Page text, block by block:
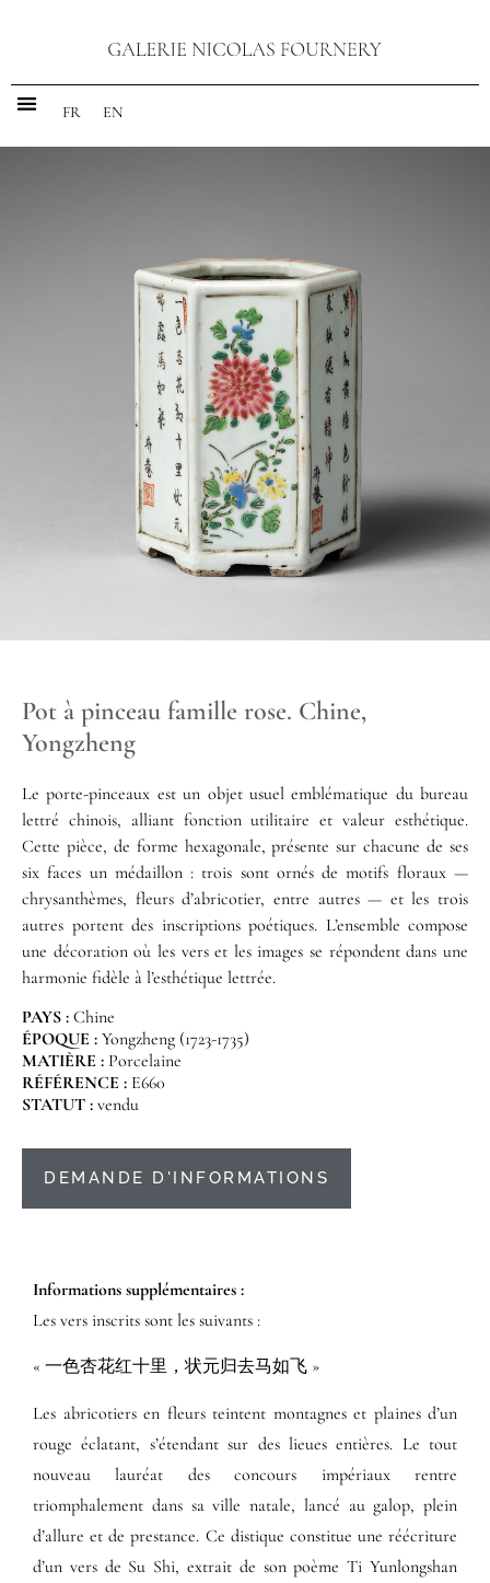
FR EN
Pot à pinceau famille rose. Chine,
Yongzheng
Le porte-pinceaux est un objet usuel emblématique du bureau
lettré chinois, alliant fonction utilitaire et valeur esthétique.
Cette pièce, de forme hexagonale, présente sur chacune de ses
six faces un médaillon : trois sont ornés de motifs floraux —
chrysanthèmes, fleurs d’abricotier, entre autres — et les trois
autres portent des inscriptions poétiques. L’ensemble compose
une décoration où les vers et les images se répondent dans une
harmonie fidèle à l’esthétique lettrée.
PAYS : Chine
ÉPOQUE : Yongzheng (1723-1735)
MATIÈRE : Porcelaine
RÉFÉRENCE : E660
STATUT : vendu
DEMANDE D'INFORMATIONS
Informations supplémentaires​ :​
Les vers inscrits sont les suivants :
« 一色杏花红十里，状元归去马如飞 »
Les abricotiers en fleurs teintent montagnes et plaines d’un
rouge éclatant, s’étendant sur des lieues entières. Le tout
nouveau lauréat des concours impériaux rentre
triomphalement dans sa ville natale, lancé au galop, plein
d’allure et de prestance. Ce distique constitue une réécriture
d’un vers de Su Shi, extrait de son poème Ti Yunlongshan